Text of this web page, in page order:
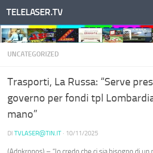
Salta al contenuto
TELELASER.TV
UNCATEGORIZED
Trasporti, La Russa: “Serve
governo per fondi tpl
mano”
DI TVLASER@TIN.IT · 10/11/2025